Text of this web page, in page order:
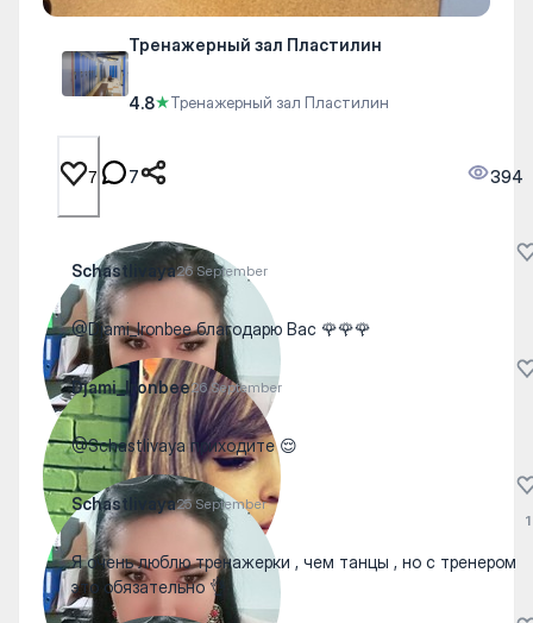
Тренажерный зал Пластилин
4.8★Тренажерный зал Пластилин
7 7 394
Schastlivaya26 September
@Djami_Ironbee благодарю Вас 🌹🌹🌹
Djami_Ironbee26 September
@Schastlivaya приходите 😌
Schastlivaya25 September
Я очень люблю тренажерки , чем танцы , но с тренером
это обязательно 👌
1